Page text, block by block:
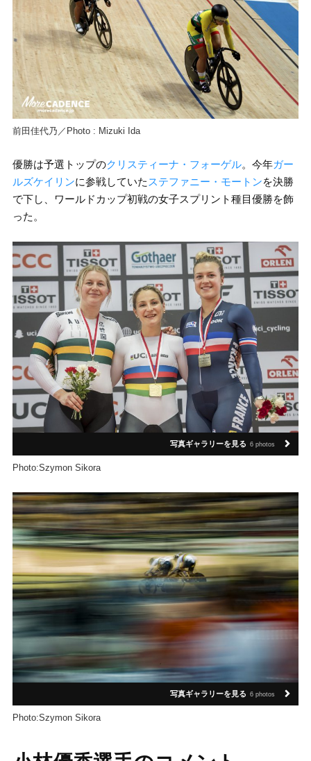
前田佳代乃／Photo : Mizuki Ida
優勝は予選トップのクリスティーナ・フォーゲル。今年ガー
ルズケイリンに参戦していたステファニー・モートンを決勝
で下し、ワールドカップ初戦の女子スプリント種目優勝を飾
った。
写真ギャラリーを見る 6 photos
Photo:Szymon Sikora
写真ギャラリーを見る 6 photos
Photo:Szymon Sikora